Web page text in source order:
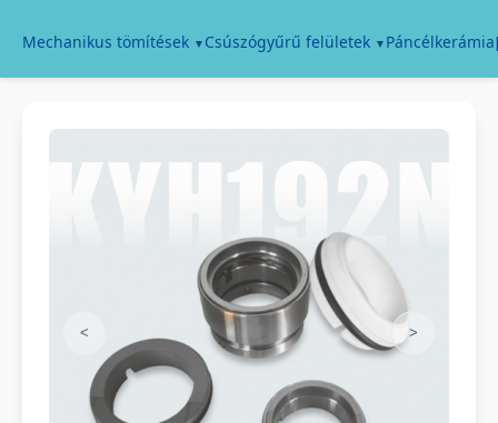
Mechanikus tömítések Csúszógyűrű felületek Páncélkerámia
< >